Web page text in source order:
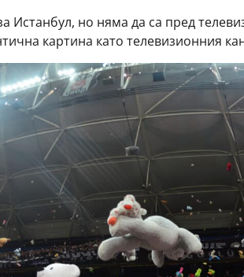
Истанбул, но няма да са пред
картина като телевизионния